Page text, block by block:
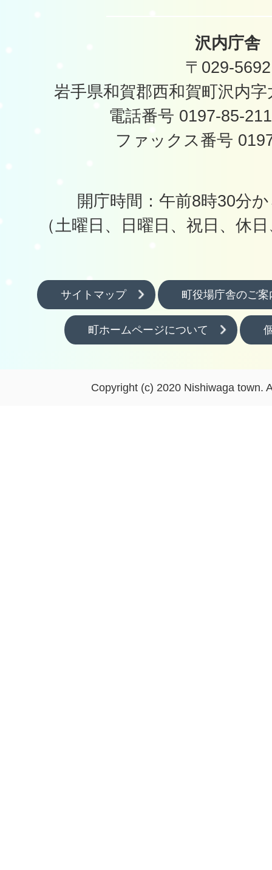
沢内庁舎
〒029-5692
岩手県和賀郡西和賀町沢内
電話番号 0197-85-
ファックス番号
開庁時間：午前8時30分
（土曜日、日曜日、祝日、休
サイトマップ 町役場庁舎のご案
町ホームページについて
Copyright (c) 2020 Nishiwaga town.